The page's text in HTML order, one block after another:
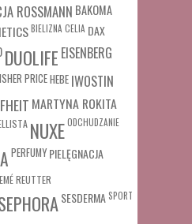
ROSSMANN BAKOMA
BIELIZNA CELIA DAX
DUOLIFE EISENBERG
PRICEHEBE IWOSTIN
MARTYNA ROKITA
NUXEODCHUDZANIE
PERFUMY PIELĘGNACJA
REUTTER
SESDERMA SPORT